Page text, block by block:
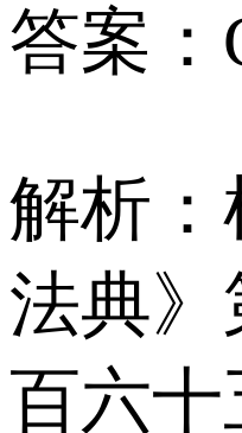
答案：
解析：
法典》
百六